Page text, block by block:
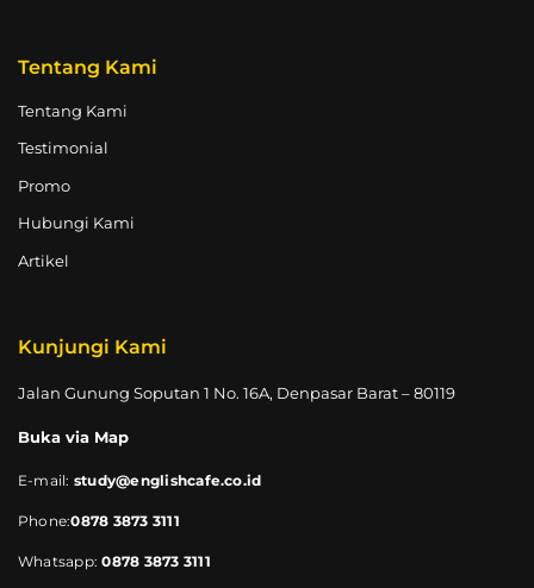
Tentang Kami
Tentang Kami
Testimonial
Promo
Hubungi Kami
Artikel
Kunjungi Kami
Jalan Gunung Soputan 1 No. 16A, Denpasar Barat – 80119
Buka via Map
E-mail: study@englishcafe.co.id
Phone:0878 3873 3111
Whatsapp:0878 3873 3111